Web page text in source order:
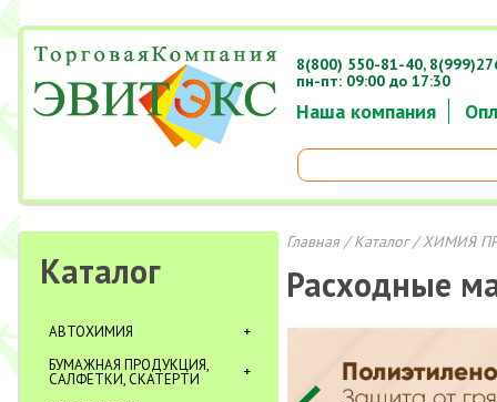
Наша компания
8(800) 550-81-40,
пн-пт: 09:00 до 17:30
Каталог
АВТОХИМИЯ
БУМАЖНАЯ ПРОДУКЦИЯ,
САЛФЕТКИ, СКАТЕРТИ
Главная/Каталог/ХИМИЯ
Расходные